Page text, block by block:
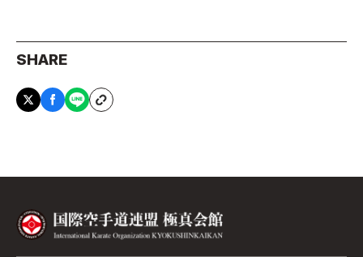
SHARE